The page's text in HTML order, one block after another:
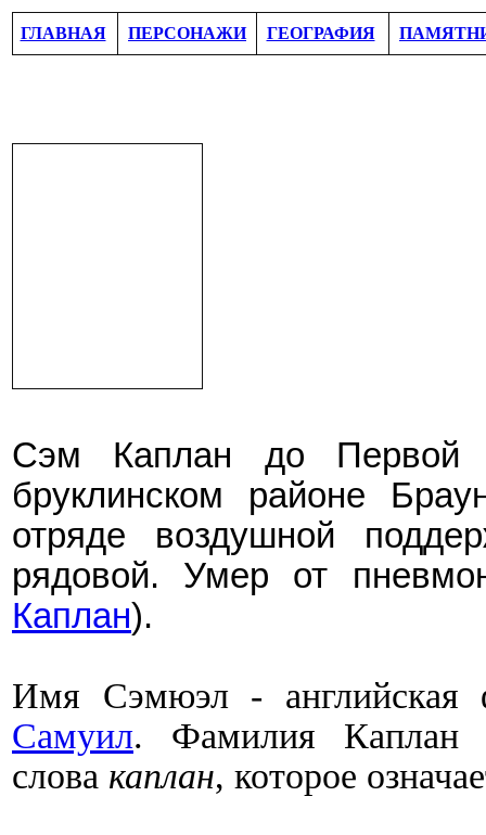
ГЛАВНАЯ ПЕРСОНАЖИ ГЕОГРАФИЯ
Сэм Каплан до
бруклинском районе
отряде воздушной
рядовой. Умер от
Каплан).
Имя Сэмюэл - английская
Самуил.
Фамилия Каплан
слова каплан, которое